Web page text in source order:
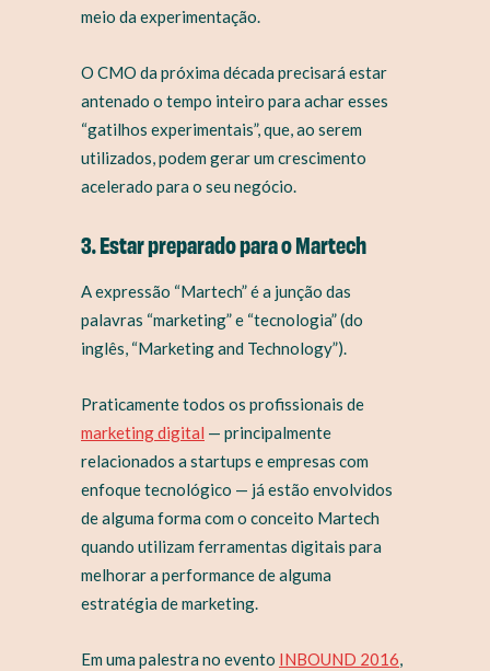
meio da experimentação.
O CMO da próxima década precisará estar
antenado o tempo inteiro para achar esses
“gatilhos experimentais”, que, ao serem
utilizados, podem gerar um crescimento
acelerado para o seu negócio.
3. Estar preparado para o Martech
A expressão “Martech” é a junção das
palavras “marketing” e “tecnologia” (do
inglês, “Marketing and Technology”).
Praticamente todos os profissionais de
marketing digital — principalmente
relacionados a startups e empresas com
enfoque tecnológico — já estão envolvidos
de alguma forma com o conceito Martech
quando utilizam ferramentas digitais para
melhorar a performance de alguma
estratégia de marketing.
Em uma palestra no evento INBOUND 2016,